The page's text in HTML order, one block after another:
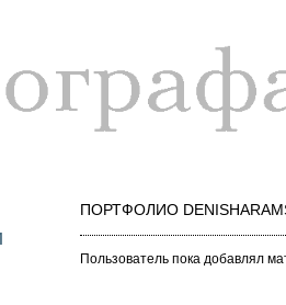
ПОРТФОЛИО
Пользователь пока добавлял